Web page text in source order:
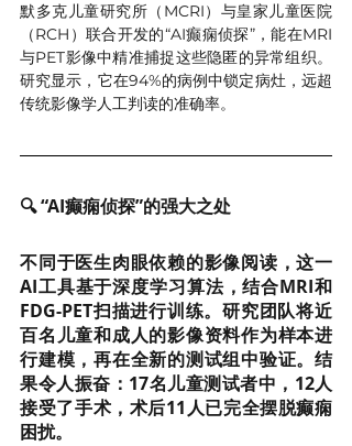
默多克儿童研究所（MCRI）与皇家儿童医院
（RCH）联合开发的“AI癫痫侦探”，能在MRI
与PET影像中精准捕捉这些隐匿的异常组织。
研究显示，它在94%的病例中锁定病灶，远超
传统影像学人工判读的准确率。
🔍 “AI癫痫侦探”的强大之处
不同于医生肉眼依赖的影像阅读，这一
AI工具基于深度学习算法，结合MRI和
FDG-PET扫描进行训练。研究团队将近
百名儿童和成人的影像资料作为样本进
行建模，再在全新的测试组中验证。结
果令人振奋：17名儿童测试者中，12人
接受了手术，术后11人已完全摆脱癫痫
困扰。